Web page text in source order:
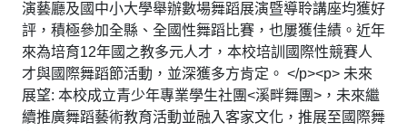
演藝廳及國中小大學舉辦數場舞蹈展演暨導聆講座均獲好
評，積極參加全縣、全國性舞蹈比賽，也屢獲佳績。近年
來為培育12年國之教多元人才，本校培訓國際性競賽人
才與國際舞蹈節活動，並深獲多方肯定。 </p><p> 未來
展望: 本校成立青少年專業學生社團<溪畔舞團>，未來繼
續推廣舞蹈藝術教育活動並融入客家文化，推展至國際舞